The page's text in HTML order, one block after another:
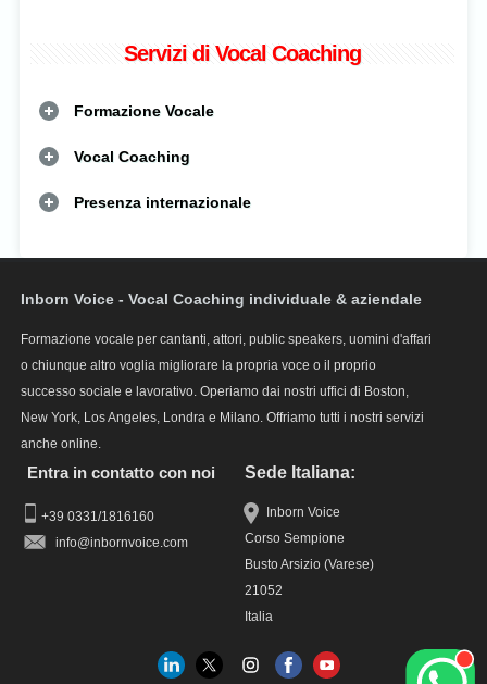
Servizi di Vocal Coaching
Formazione Vocale
Vocal Coaching
Presenza internazionale
Inborn Voice - Vocal Coaching individuale & aziendale
Formazione vocale per cantanti, attori, public speakers, uomini d'affari
o chiunque altro voglia migliorare la propria voce o il proprio
successo sociale e lavorativo. Operiamo dai nostri uffici di Boston,
New York, Los Angeles, Londra e Milano. Offriamo tutti i nostri servizi
anche online.
Entra in contatto con noi
+39 0331/1816160
info
Sede Italiana:
Inborn Voice
Corso Sempione
Busto Arsizio (Varese)
21052
Italia